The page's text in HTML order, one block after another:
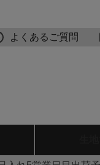
よくあるご質問